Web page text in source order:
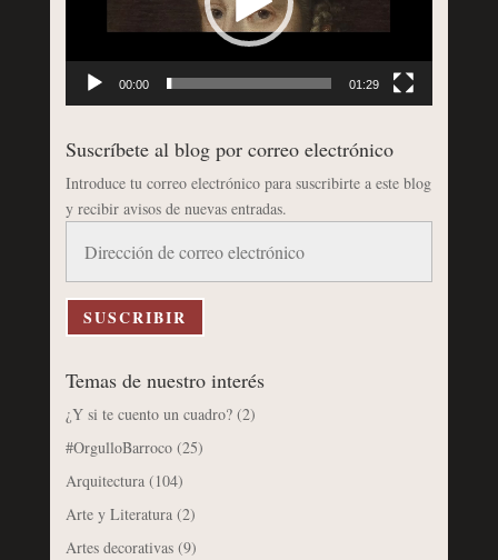
00:00 01:29
Suscríbete al blog por correo electrónico
Introduce tu correo electrónico para suscribirte a este blog
y recibir avisos de nuevas entradas.
correo
electrónico
SUSCRIBIR
Temas de nuestro interés
¿Y si te cuento un cuadro?(2)
#OrgulloBarroco(25)
Arquitectura(104)
Arte y Literatura(2)
Artes decorativas(9)